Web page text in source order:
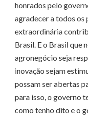
honrados pelo
agradecer a todos os
extraordinária
Brasil. E o Brasil que
agronegócio seja
inovação sejam
possam ser abertas
para isso, o governo
como tenho dito e o